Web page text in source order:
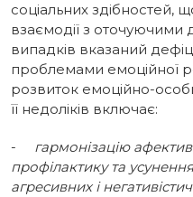
соціальних здібностей,
взаємодії з оточуючими
випадків вказаний
проблемами емоційної
розвиток емоційно-
її недоліків включає:
- гармонізацію
профілактику та
агресивних і